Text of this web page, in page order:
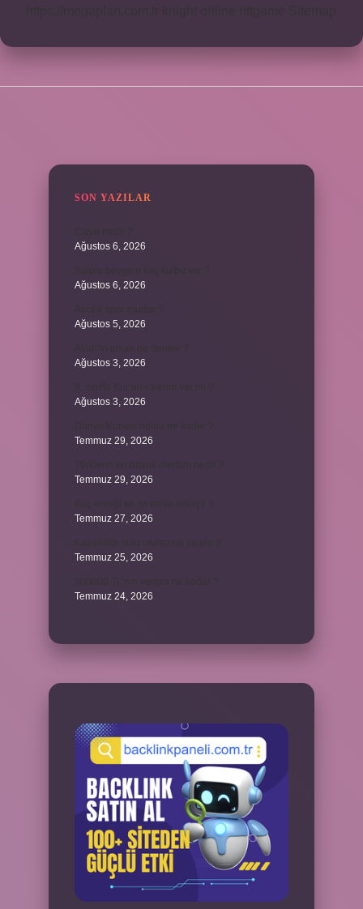
SON YAZILAR
Ağustos 6, 2026
Ağustos 6, 2026
Ağustos 5, 2026
Ağustos 3, 2026
Ağustos 3, 2026
Temmuz 29, 2026
Temmuz 29, 2026
Temmuz 27, 2026
Temmuz 25, 2026
Temmuz 24, 2026